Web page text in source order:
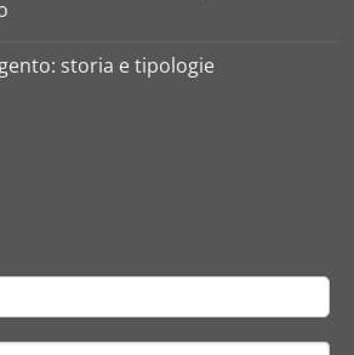
storia e tipologie